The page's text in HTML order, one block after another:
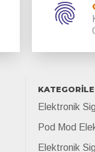
Elektronik
Pod Mod
Elektronik